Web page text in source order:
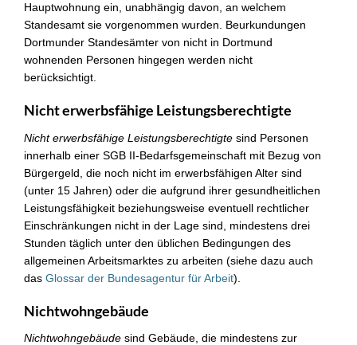
Hauptwohnung ein, unabhängig davon, an welchem
Standesamt sie vorgenommen wurden. Beurkundungen
Dortmunder Standesämter von nicht in Dortmund
wohnenden Personen hingegen werden nicht
berücksichtigt.
Nicht erwerbsfähige Leistungsberechtigte
Nicht erwerbsfähige Leistungsberechtigte sind Personen
innerhalb einer SGB II-Bedarfsgemeinschaft mit Bezug von
Bürgergeld, die noch nicht im erwerbsfähigen Alter sind
(unter 15 Jahren) oder die aufgrund ihrer gesundheitlichen
Leistungsfähigkeit beziehungsweise eventuell rechtlicher
Einschränkungen nicht in der Lage sind, mindestens drei
Stunden täglich unter den üblichen Bedingungen des
allgemeinen Arbeitsmarktes zu arbeiten (siehe dazu auch
das Glossar der Bundesagentur für Arbeit).
Nichtwohngebäude
Nichtwohngebäude sind Gebäude, die mindestens zur